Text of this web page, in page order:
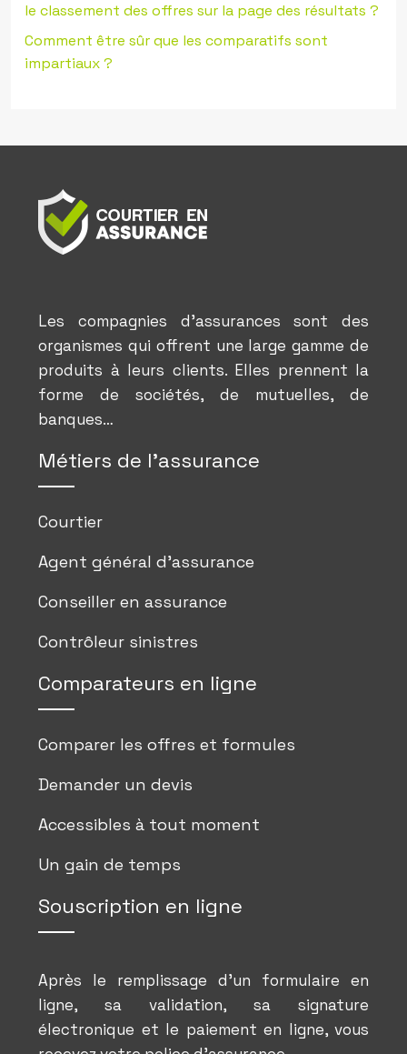
le classement des offres sur la page des résultats ?
Comment être sûr que les comparatifs sont
impartiaux ?
Les compagnies d’assurances sont des
organismes qui offrent une large gamme de
produits à leurs clients. Elles prennent la
forme de sociétés, de mutuelles, de
banques…
Métiers de l’assurance
Courtier
Agent général d’assurance
Conseiller en assurance
Contrôleur sinistres
Comparateurs en ligne
Comparer les offres et formules
Demander un devis
Accessibles à tout moment
Un gain de temps
Souscription en ligne
Après le remplissage d’un formulaire en
ligne, sa validation, sa signature
électronique et le paiement en ligne, vous